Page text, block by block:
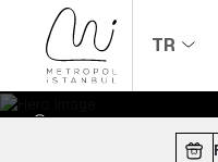
TR
ANASAYFA
Jimmy Key
ÇALIŞMA